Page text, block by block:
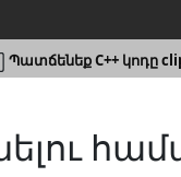
Պատճենեք C++ կոդը